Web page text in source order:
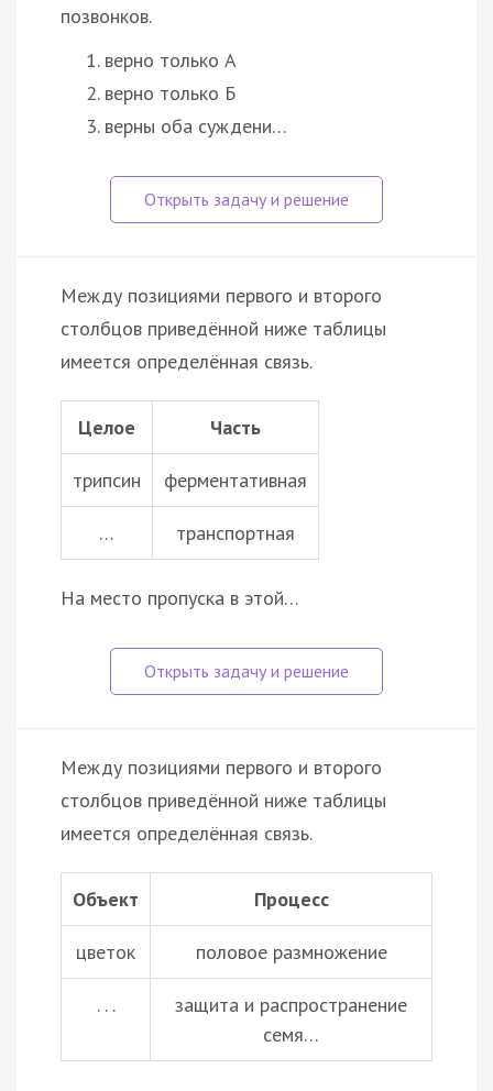
позвонков.
верно только А
верно только Б
верны оба суждени…
Между позициями первого и второго
столбцов приведённой ниже таблицы
имеется определённая связь.
Целое Часть
трипсин ферментативная
… транспортная
На место пропуска в этой…
Между позициями первого и второго
столбцов приведённой ниже таблицы
имеется определённая связь.
Объект Процесс
цветок половое размножение
. . .
защита и распространение
семя…